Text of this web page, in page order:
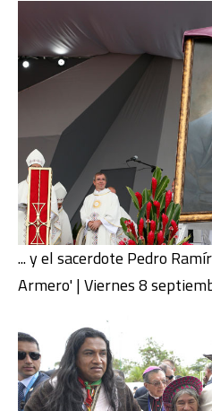
... y el sacerdote Pedro
Armero' | Viernes 8